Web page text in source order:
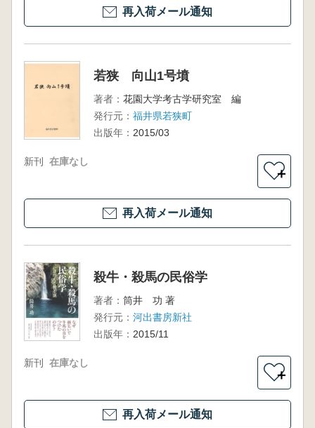
再入荷メール通知
若狭 向山1号墳
著者： 花園大学考古学研究室 編
発行元： 福井県若狭町
出版年： 2015/03
新刊 在庫なし
＋
再入荷メール通知
殺牛・殺馬の民俗学
著者： 筒井 功 著
発行元： 河出書房新社
出版年： 2015/11
新刊 在庫なし
＋
再入荷メール通知